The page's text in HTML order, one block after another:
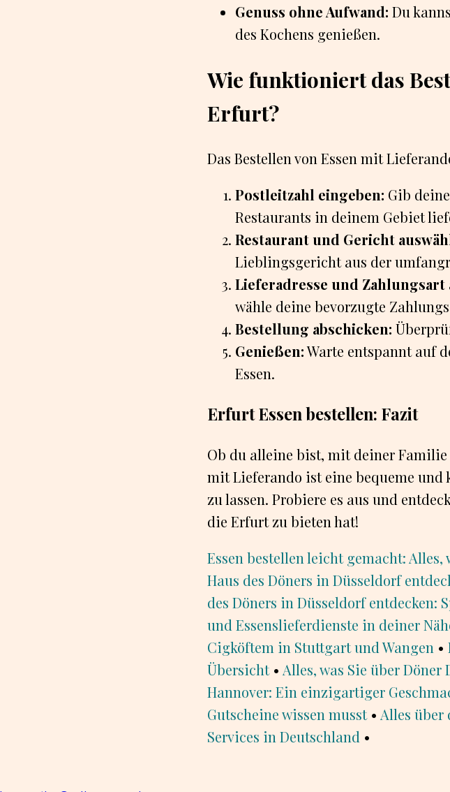
Genuss ohne Aufwand: Du
des Kochens genießen.
Wie funktioniert das
Erfurt?
Das Bestellen von Essen mit
Postleitzahl eingeben: Gib
Restaurants in deinem Gebiet
Restaurant und Gericht
Lieblingsgericht aus der
Lieferadresse und Zahlungsart
wähle deine bevorzugte
Bestellung abschicken:
Genießen:Warte entspannt auf
Essen.
Erfurt Essen bestellen: Fazit
Ob du alleine bist, mit deiner
mit Lieferando ist eine bequeme
zu lassen. Probiere es aus und
die Erfurt zu bieten hat!
Essen bestellen leicht gemacht:
Haus des Döners in Düsseldorf
des Döners in Düsseldorf entdecken:
und Essenslieferdienste in deiner
Cigköftem in Stuttgart und Wangen •
Übersicht• Alles, was Sie über Döner
Hannover: Ein einzigartiger
Gutscheine wissen musst• Alles über
Services in Deutschland •